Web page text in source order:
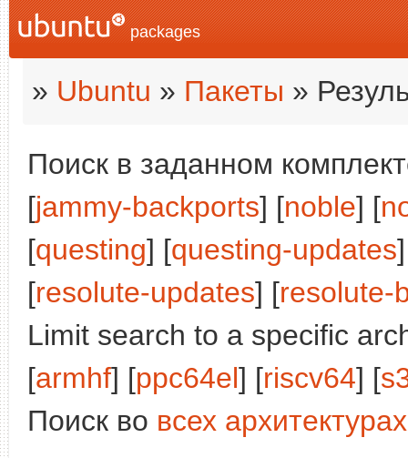
packages
» Ubuntu » Пакеты »
Поиск в заданном
[jammy-backports] [noble] [
[questing] [questing-updates
[resolute-updates] [resolute-
Limit search to a specific
[armhf] [ppc64el] [riscv64] [
Поиск во всех архитектурах